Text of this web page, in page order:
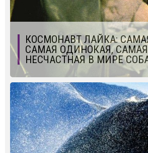
КОСМОНАВТ ЛАЙКА:
САМАЯ ОДИНОКАЯ, САМАЯ
НЕСЧАСТНАЯ В МИРЕ